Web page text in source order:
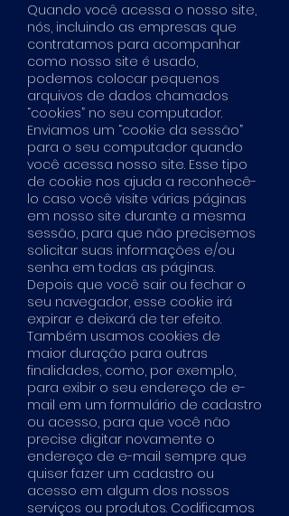
Quando você acessa o nosso site,
nós, incluindo as empresas que
contratamos para acompanhar
como nosso site é usado,
podemos colocar pequenos
arquivos de dados chamados
“cookies” no seu computador.
Enviamos um “cookie da sessão”
para o seu computador quando
você acessa nosso site. Esse tipo
de cookie nos ajuda a reconhecê-
lo caso você visite várias páginas
em nosso site durante a mesma
sessão, para que não precisemos
solicitar suas informações e/ou
senha em todas as páginas.
Depois que você sair ou fechar o
seu navegador, esse cookie irá
expirar e deixará de ter efeito.
Também usamos cookies de
maior duração para outras
finalidades, como, por exemplo,
para exibir o seu endereço de e-
mail em um formulário de cadastro
ou acesso, para que você não
precise digitar novamente o
endereço de e-mail sempre que
quiser fazer um cadastro ou
acesso em algum dos nossos
serviços ou produtos. Codificamos